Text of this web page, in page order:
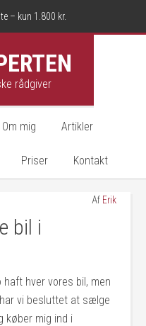
– kun 1.800 kr.
rådgiver
Om mig Artikler
Priser Kontakt
Af Erik
bil i
hver vores bil, men
vi besluttet at sælge
køber mig ind i